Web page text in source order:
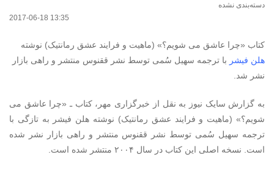
دسته‌بندی نشده
2017-06-18 13:35
کتاب «چرا عاشق می شویم؟» (ماهیت و فرایند عشق رمانتیک) نوشته
هلن فیشر با ترجمه سهیل سُمی توسط نشر ققنوس منتشر و راهی بازار
نشر شد.
به گزارش سایک نیوز به نقل از خبرگزاری مهر، کتاب ـ «چرا عاشق می
شویم؟» (ماهیت و فرایند عشق رمانتیک) نوشته هلن فیشر به تازگی با
ترجمه سهیل سُمی توسط نشر ققنوس منتشر و راهی بازار نشر شده
است. نسخه اصلی این کتاب در سال ۲۰۰۴ منتشر شده است.